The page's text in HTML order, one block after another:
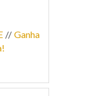
// Ganha